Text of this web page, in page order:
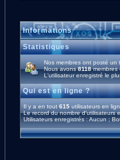
Informations
Statistiques
Nos membres ont posté un
Nous avons8118membres
L'utilisateur enregistré le
Qui est en ligne ?
Il y a en tout 615utilisateurs en
Le record du nombre d'utilisateurs
Utilisateurs enregistrés : Aucun ;